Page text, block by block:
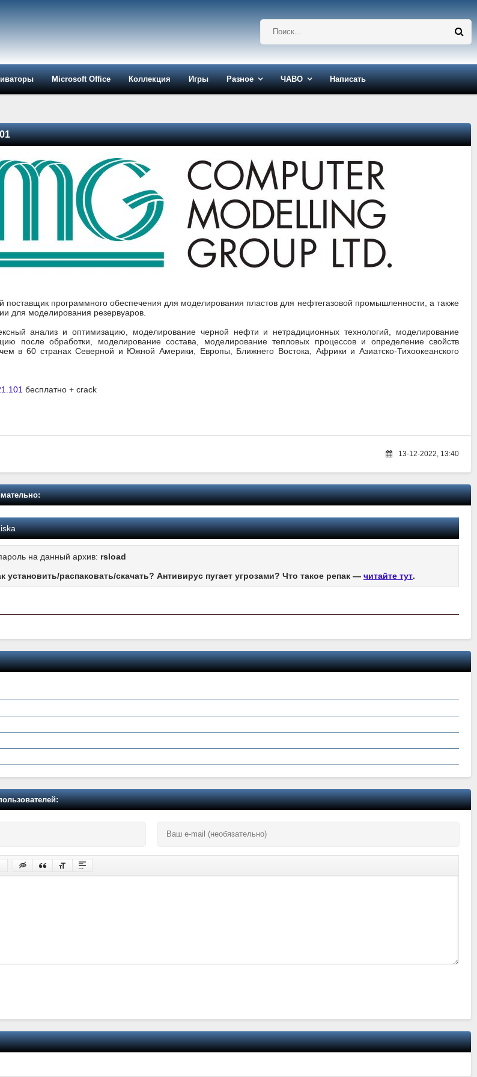
Microsoft Office Коллекция Игры Разное ЧАВО Написать
поставщик программного обеспечения для моделирования пластов для нефтегазовой промышленности, а также
для моделирования резервуаров.
анализ и оптимизацию, моделирование черной нефти и нетрадиционных технологий, моделирование
после обработки, моделирование состава, моделирование тепловых процессов и определение свойств
в 60 странах Северной и Южной Америки, Европы, Ближнего Востока, Африки и Азиатско-Тихоокеанского
бесплатно + crack
13-12-2022, 13:40
на данный архив: rsload
установить/распаковать/скачать? Антивирус пугает угрозами? Что такое репак — читайте тут.